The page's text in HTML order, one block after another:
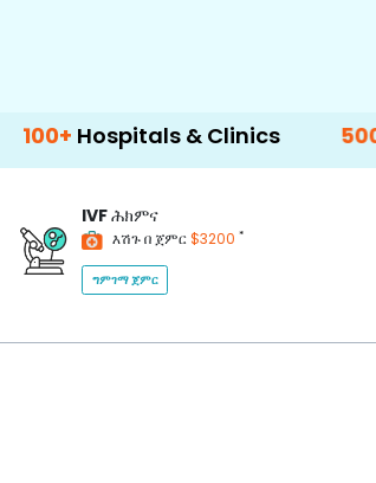
& Clinics 500+
IVFሕክምና
እሽጉ በ ጀምር$3200 *
ግምገማ ጀምር